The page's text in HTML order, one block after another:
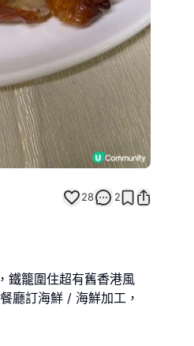
28 2
鐵籠圍住超有舊香港風
廳訂海鮮 / 海鮮加工，